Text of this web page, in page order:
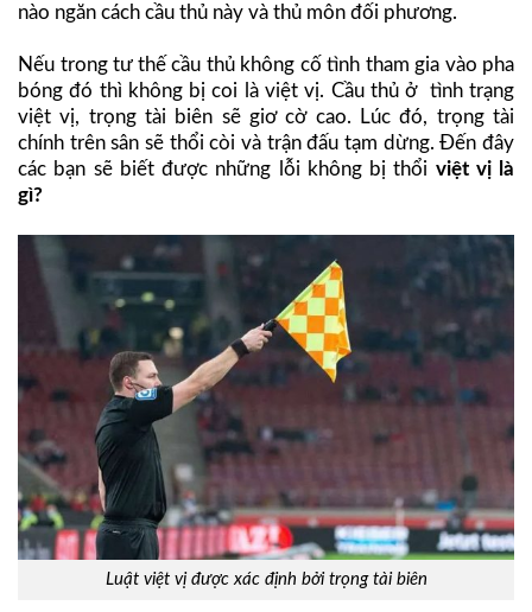
nào ngăn cách cầu thủ này và thủ môn đối phương.
Nếu trong tư thế cầu thủ không cố tình tham gia vào pha
bóng đó thì không bị coi là việt vị. Cầu thủ ở tình trạng
việt vị, trọng tài biên sẽ giơ cờ cao. Lúc đó, trọng tài
chính trên sân sẽ thổi còi và trận đấu tạm dừng. Đến đây
các bạn sẽ biết được những lỗi không bị thổi việt vị là
gì?
Luật việt vị được xác định bởi trọng tài biên